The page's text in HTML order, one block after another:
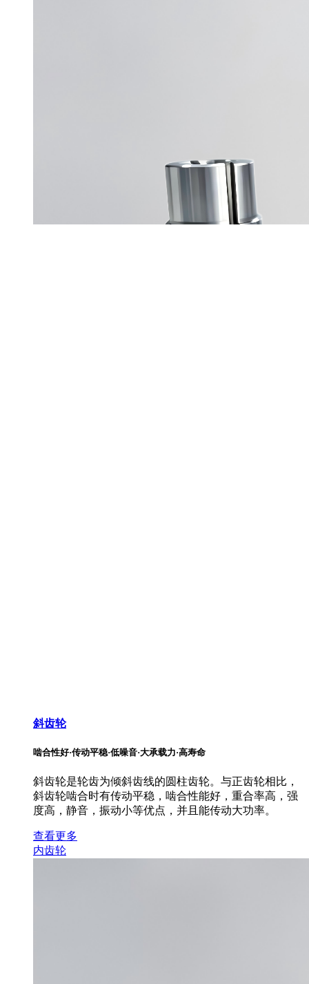
斜齿轮
啮合性好·传动平稳·低噪音·大承载力·高寿命
斜齿轮是轮齿为倾斜齿线的圆柱齿轮。与正齿轮相比，
斜齿轮啮合时有传动平稳，啮合性能好，重合率高，强
度高，静音，振动小等优点，并且能传动大功率。
查看更多
内齿轮